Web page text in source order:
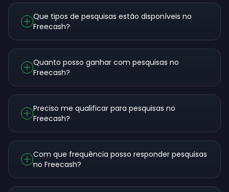
Que tipos de pesquisas estão disponíveis no
Freecash?
Quanto posso ganhar com pesquisas no
Freecash?
Preciso me qualificar para pesquisas no
Freecash?
Com que frequência posso responder pesquisas
no Freecash?